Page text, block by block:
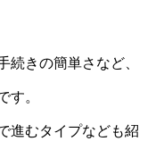
続きの簡単さなど、
す。
進むタイプなども紹